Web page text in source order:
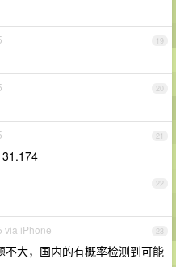
19
20
21
22
23
via iPhone
不大，国内的有概率检测到可能